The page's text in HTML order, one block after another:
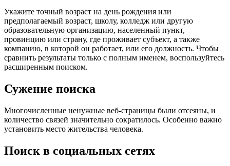
Укажите точный возраст на день рождения или
предполагаемый возраст, школу, колледж или другую
образовательную организацию, населенный пункт,
провинцию или страну, где проживает субъект, а также
компанию, в которой он работает, или его должность. Чтобы
сравнить результаты только с полным именем, воспользуйтесь
расширенным поиском.
Сужение поиска
Многочисленные ненужные веб-страницы были отсеяны, и
количество связей значительно сократилось. Особенно важно
установить место жительства человека.
Поиск в социальных сетях